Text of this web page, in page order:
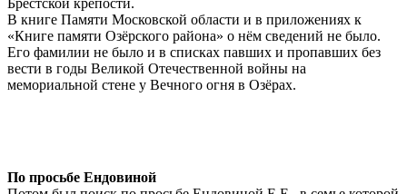
В книге Памяти Московской области и в приложениях к
«Книге памяти Озёрского района» о нём сведений не было.
Его фамилии не было и в списках павших и пропавших без
вести в годы Великой Отечественной войны на
мемориальной стене у Вечного огня в Озёрах.
По просьбе Ендовиной